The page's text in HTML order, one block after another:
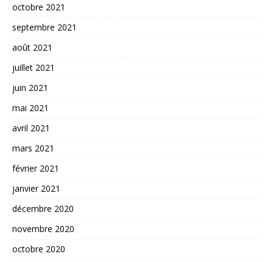
octobre 2021
septembre 2021
août 2021
juillet 2021
juin 2021
mai 2021
avril 2021
mars 2021
février 2021
janvier 2021
décembre 2020
novembre 2020
octobre 2020